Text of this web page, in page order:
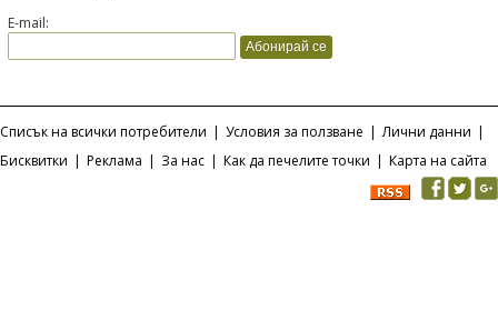
E-mail:
Списък на всички потребители | Условия за ползване | Лични данни |
Бисквитки | Реклама | За нас | Как да печелите точки | Карта на сайта